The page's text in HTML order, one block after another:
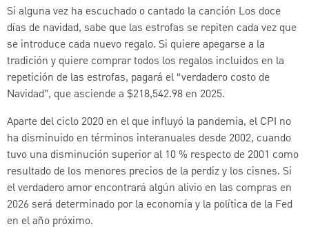
Si alguna vez ha escuchado o cantado la canción Los doce
días de navidad, sabe que las estrofas se repiten cada vez que
se introduce cada nuevo regalo. Si quiere apegarse a la
tradición y quiere comprar todos los regalos incluidos en la
repetición de las estrofas, pagará el “verdadero costo de
Navidad”, que asciende a $218,542.98 en 2025.
Aparte del ciclo 2020 en el que influyó la pandemia, el CPI no
ha disminuido en términos interanuales desde 2002, cuando
tuvo una disminución superior al 10 % respecto de 2001 como
resultado de los menores precios de la perdiz y los cisnes. Si
el verdadero amor encontrará algún alivio en las compras en
2026 será determinado por la economía y la política de la Fed
en el año próximo.